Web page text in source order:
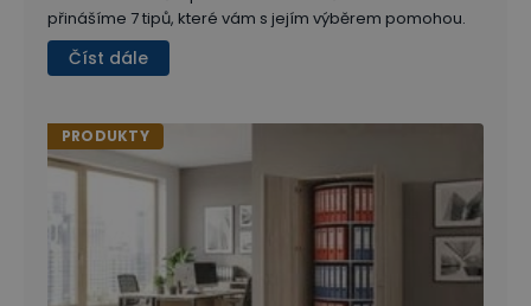
přinášíme 7 tipů, které vám s jejím výběrem pomohou.
Číst dále
PRODUKTY